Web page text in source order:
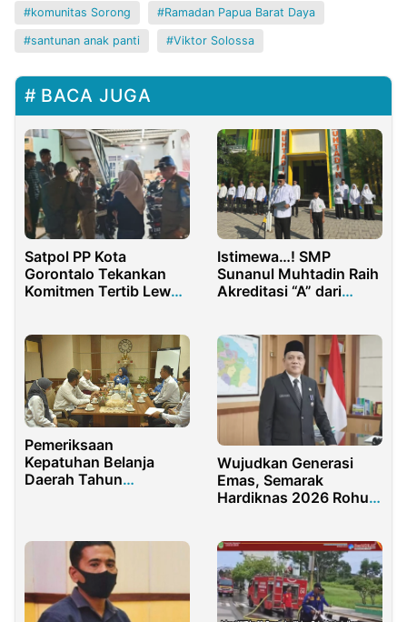
komunitas Sorong Ramadan Papua Barat Daya
santunan anak panti Viktor Solossa
BACA JUGA
Satpol PP Kota
Gorontalo Tekankan
Komitmen Tertib Lewat
Istimewa…! SMP
Sunanul Muhtadin Raih
Akreditasi “A” dari
Pemeriksaan
Kepatuhan Belanja
Daerah Tahun
Provinsi Sulawesi
Tengah dan Tim BPK
Perwakilan Sulteng
Wujudkan Generasi
Emas, Semarak
Hardiknas 2026 Rohul